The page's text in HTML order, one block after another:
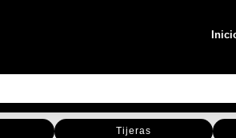
Tijeras